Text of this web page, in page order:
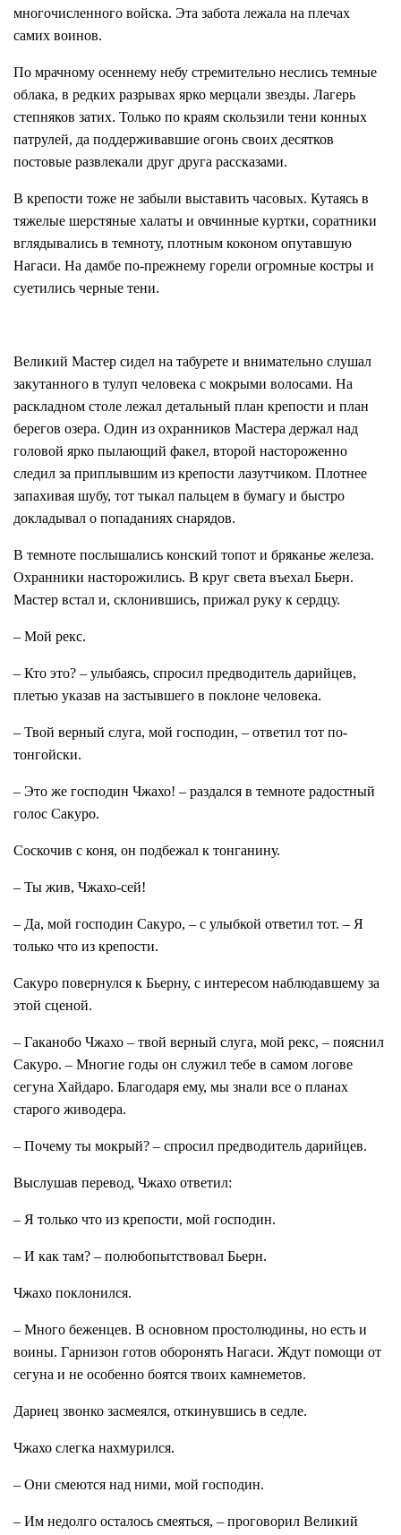
многочисленного войска. Эта забота лежала на плечах
самих воинов.
По мрачному осеннему небу стремительно неслись темные
облака, в редких разрывах ярко мерцали звезды. Лагерь
степняков затих. Только по краям скользили тени конных
патрулей, да поддерживавшие огонь своих десятков
постовые развлекали друг друга рассказами.
В крепости тоже не забыли выставить часовых. Кутаясь в
тяжелые шерстяные халаты и овчинные куртки, соратники
вглядывались в темноту, плотным коконом опутавшую
Нагаси. На дамбе по-прежнему горели огромные костры и
суетились черные тени.
Великий Мастер сидел на табурете и внимательно слушал
закутанного в тулуп человека с мокрыми волосами. На
раскладном столе лежал детальный план крепости и план
берегов озера. Один из охранников Мастера держал над
головой ярко пылающий факел, второй настороженно
следил за приплывшим из крепости лазутчиком. Плотнее
запахивая шубу, тот тыкал пальцем в бумагу и быстро
докладывал о попаданиях снарядов.
В темноте послышались конский топот и бряканье железа.
Охранники насторожились. В круг света въехал Бьерн.
Мастер встал и, склонившись, прижал руку к сердцу.
– Мой рекс.
– Кто это? – улыбаясь, спросил предводитель дарийцев,
плетью указав на застывшего в поклоне человека.
– Твой верный слуга, мой господин, – ответил тот по-
тонгойски.
– Это же господин Чжахо! – раздался в темноте радостный
голос Сакуро.
Соскочив с коня, он подбежал к тонганину.
– Ты жив, Чжахо-сей!
– Да, мой господин Сакуро, – с улыбкой ответил тот. – Я
только что из крепости.
Сакуро повернулся к Бьерну, с интересом наблюдавшему за
этой сценой.
– Гаканобо Чжахо – твой верный слуга, мой рекс, – пояснил
Сакуро. – Многие годы он служил тебе в самом логове
сегуна Хайдаро. Благодаря ему, мы знали все о планах
старого живодера.
– Почему ты мокрый? – спросил предводитель дарийцев.
Выслушав перевод, Чжахо ответил:
– Я только что из крепости, мой господин.
– И как там? – полюбопытствовал Бьерн.
Чжахо поклонился.
– Много беженцев. В основном простолюдины, но есть и
воины. Гарнизон готов оборонять Нагаси. Ждут помощи от
сегуна и не особенно боятся твоих камнеметов.
Дариец звонко засмеялся, откинувшись в седле.
Чжахо слегка нахмурился.
– Они смеются над ними, мой господин.
– Им недолго осталось смеяться, – проговорил Великий